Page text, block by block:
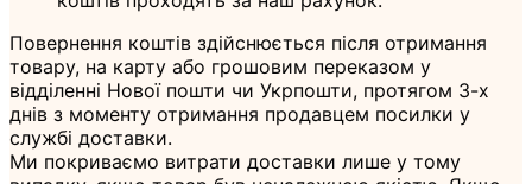
Повернення коштів здійснюється після отримання
товару, на карту або грошовим переказом у
відділенні Нової пошти чи Укрпошти, протягом 3-х
днів з моменту отримання продавцем посилки у
службі доставки.
Ми покриваємо витрати доставки лише у тому